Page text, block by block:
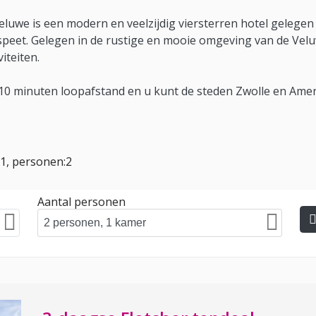
is een modern en veelzijdig viersterren hotel
Gelegen in de rustige en mooie omgeving van de
minuten loopafstand en u kunt de steden Zwolle en
personen:2
Aantal personen